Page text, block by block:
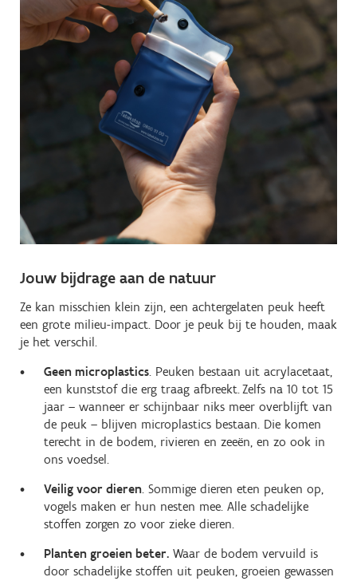
Jouw bijdrage aan de natuur
Ze kan misschien klein zijn, een achtergelaten peuk heeft
een grote milieu-impact. Door je peuk bij te houden, maak
je het verschil.
Geen microplastics. Peuken bestaan uit acrylacetaat,
een kunststof die erg traag afbreekt. Zelfs na 10 tot 15
jaar – wanneer er schijnbaar niks meer overblijft van
de peuk – blijven microplastics bestaan. Die komen
terecht in de bodem, rivieren en zeeën, en zo ook in
ons voedsel.
Veilig voor dieren. Sommige dieren eten peuken op,
vogels maken er hun nesten mee. Alle schadelijke
stoffen zorgen zo voor zieke dieren.
Planten groeien beter. Waar de bodem vervuild is
door schadelijke stoffen uit peuken, groeien gewassen